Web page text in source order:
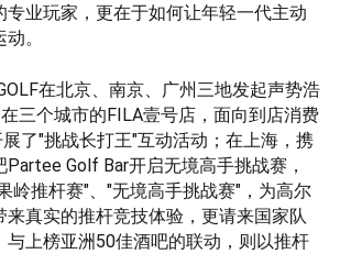
专业玩家，更在于如何让年轻一代主动
。
在北京、南京、广州三地发起声势浩
三个城市的FILA壹号店，面向到店消费
展了"挑战长打王"互动活动；在上海，携
Golf Bar开启无境高手挑战赛，
岭推杆赛"、"无境高手挑战赛"，为高尔
来真实的推杆竞技体验，更请来国家队
与上榜亚洲50佳酒吧的联动，则以推杆